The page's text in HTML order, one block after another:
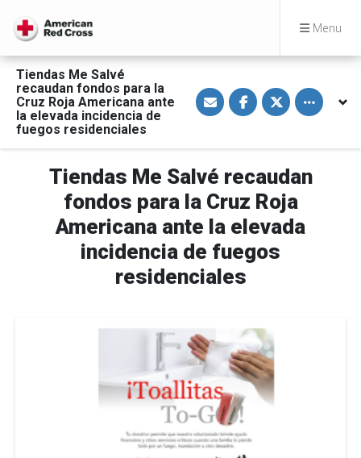
Menu
Tiendas Me Salvé
recaudan fondos para la
Cruz Roja Americana ante
la elevada incidencia de
fuegos residenciales
S
h
a
v
a
E
m
a
S
h
a
o
F
a
e
o
o
k
S
h
a
o
T
w
t
e
r
Toggle
Tiendas Me Salvé recaudan
fondos para la Cruz Roja
Americana ante la elevada
incidencia de fuegos
residenciales